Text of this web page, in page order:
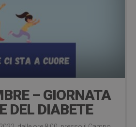
– GIORNATA
DEL DIABETE